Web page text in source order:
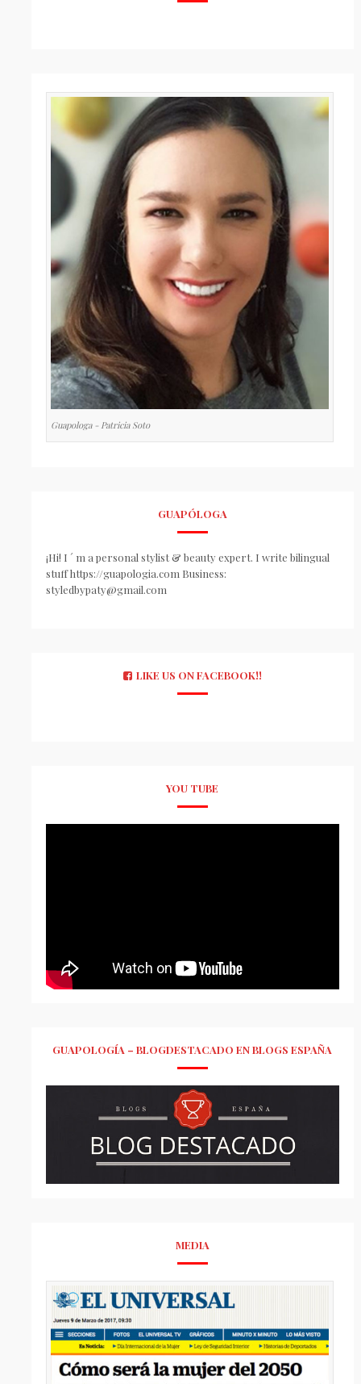
Guapologa - Patricia Soto
GUAPÓLOGA
¡Hi! I ´ m a personal stylist & beauty expert. I write bilingual
stuff https://guapologia.com Business:
styledbypaty@gmail.com
LIKE US ON FACEBOOK!!
YOU TUBE
GUAPOLOGÍA – BLOGDESTACADO EN BLOGS ESPAÑA
MEDIA